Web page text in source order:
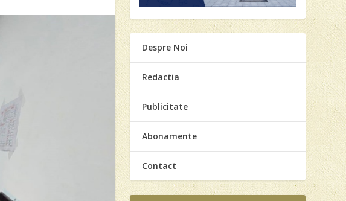
Despre Noi
Redactia
Publicitate
Abonamente
Contact